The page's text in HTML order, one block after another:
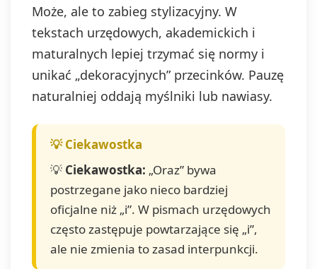
Może, ale to zabieg stylizacyjny. W
tekstach urzędowych, akademickich i
maturalnych lepiej trzymać się normy i
unikać „dekoracyjnych” przecinków. Pauzę
naturalniej oddają myślniki lub nawiasy.
💡 Ciekawostka: „Oraz” bywa
postrzegane jako nieco bardziej
oficjalne niż „i”. W pismach urzędowych
często zastępuje powtarzające się „i”,
ale nie zmienia to zasad interpunkcji.